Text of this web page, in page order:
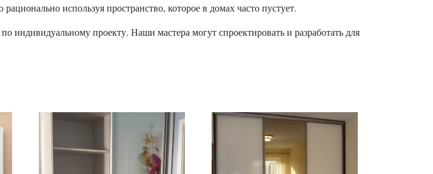
используя пространство, которое в домах часто пустует.
индивидуальному проекту. Наши мастера могут спроектировать и разработать для